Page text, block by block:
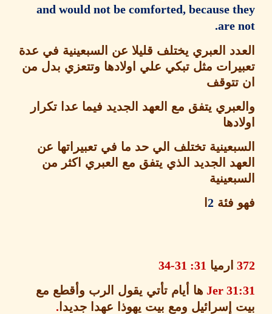
and would not be comforted, because
are
العبري يختلف قليلا عن السبعينية في عدة
مثل تبكي علي اولادها وتتعزي بدل من
يتفق مع العهد الجديد فيما عدا تكرار
تختلف الي حد ما في تعبيراتها عن
الجديد الذي يتفق مع العبري اكثر من
فئة 2ا
ارميا31: 31-34
Jer ها أيام تأتي يقول الرب وأقطع مع
إسرائيل ومع بيت يهوذا عهدا جديدا